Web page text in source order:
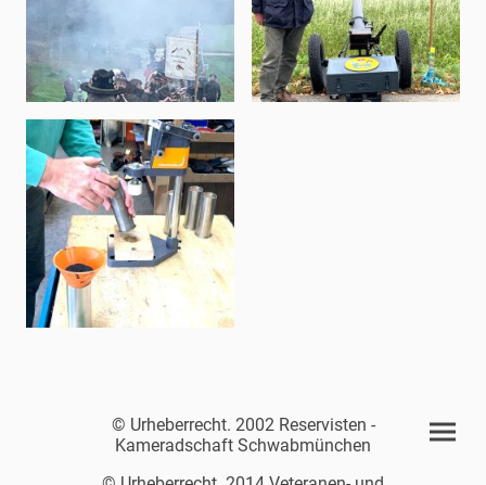
© Urheberrecht. 2002 Reservisten -
Kameradschaft Schwabmünchen